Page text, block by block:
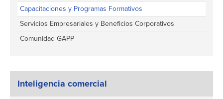
Capacitaciones y Programas Formativos
Servicios Empresariales y Beneficios Corporativos
Comunidad GAPP
Inteligencia comercial